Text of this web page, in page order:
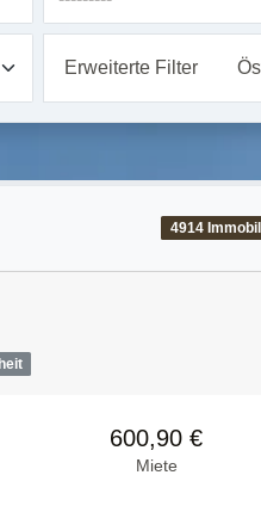
Erweiterte Filter
4914
600,90 €
Miete